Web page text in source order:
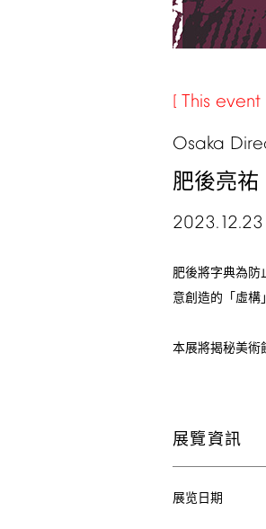
This event
Osaka
肥後亮祐
2023.12.23
肥後將字典為防
意創造的「虛構
本展將揭秘美術
展覽資訊
展览日期